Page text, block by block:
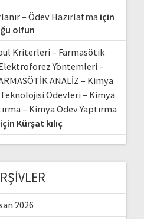
– Ödev Hazırlatma için
olfun
Kriterleri – Farmasötik
Yöntemleri –
ANALİZ – Kimya
Ödevleri – Kimya
– Kimya Ödev Yaptırma
için Kürşat kılıç
2026